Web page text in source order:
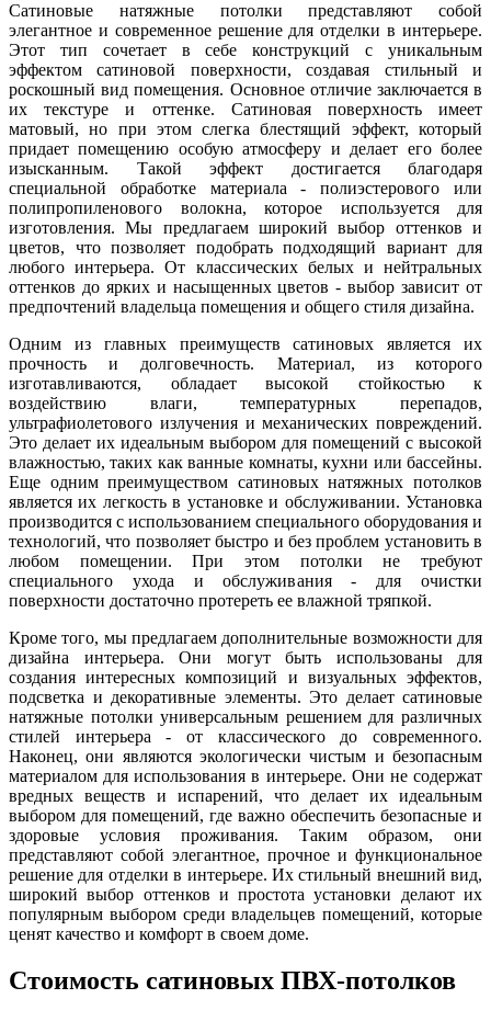
Сатиновые натяжные потолки представляют собой
элегантное и современное решение для отделки в интерьере.
Этот тип сочетает в себе конструкций с уникальным
эффектом сатиновой поверхности, создавая стильный и
роскошный вид помещения. Основное отличие заключается в
их текстуре и оттенке. Сатиновая поверхность имеет
матовый, но при этом слегка блестящий эффект, который
придает помещению особую атмосферу и делает его более
изысканным. Такой эффект достигается благодаря
специальной обработке материала - полиэстерового или
полипропиленового волокна, которое используется для
изготовления. Мы предлагаем широкий выбор оттенков и
цветов, что позволяет подобрать подходящий вариант для
любого интерьера. От классических белых и нейтральных
оттенков до ярких и насыщенных цветов - выбор зависит от
предпочтений владельца помещения и общего стиля дизайна.
Одним из главных преимуществ сатиновых является их
прочность и долговечность. Материал, из которого
изготавливаются, обладает высокой стойкостью к
воздействию влаги, температурных перепадов,
ультрафиолетового излучения и механических повреждений.
Это делает их идеальным выбором для помещений с высокой
влажностью, таких как ванные комнаты, кухни или бассейны.
Еще одним преимуществом сатиновых натяжных потолков
является их легкость в установке и обслуживании. Установка
производится с использованием специального оборудования и
технологий, что позволяет быстро и без проблем установить в
любом помещении. При этом потолки не требуют
специального ухода и обслуживания - для очистки
поверхности достаточно протереть ее влажной тряпкой.
Кроме того, мы предлагаем дополнительные возможности для
дизайна интерьера. Они могут быть использованы для
создания интересных композиций и визуальных эффектов,
подсветка и декоративные элементы. Это делает сатиновые
натяжные потолки универсальным решением для различных
стилей интерьера - от классического до современного.
Наконец, они являются экологически чистым и безопасным
материалом для использования в интерьере. Они не содержат
вредных веществ и испарений, что делает их идеальным
выбором для помещений, где важно обеспечить безопасные и
здоровые условия проживания. Таким образом, они
представляют собой элегантное, прочное и функциональное
решение для отделки в интерьере. Их стильный внешний вид,
широкий выбор оттенков и простота установки делают их
популярным выбором среди владельцев помещений, которые
ценят качество и комфорт в своем доме.
Стоимость сатиновых ПВХ-потолков